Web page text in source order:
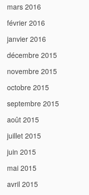
mars 2016
février 2016
janvier 2016
décembre 2015
novembre 2015
octobre 2015
septembre 2015
août 2015
juillet 2015
juin 2015
mai 2015
avril 2015